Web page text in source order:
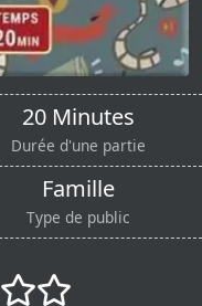
20 Minutes
Durée d'une partie
Famille
Type de public
() ()
()